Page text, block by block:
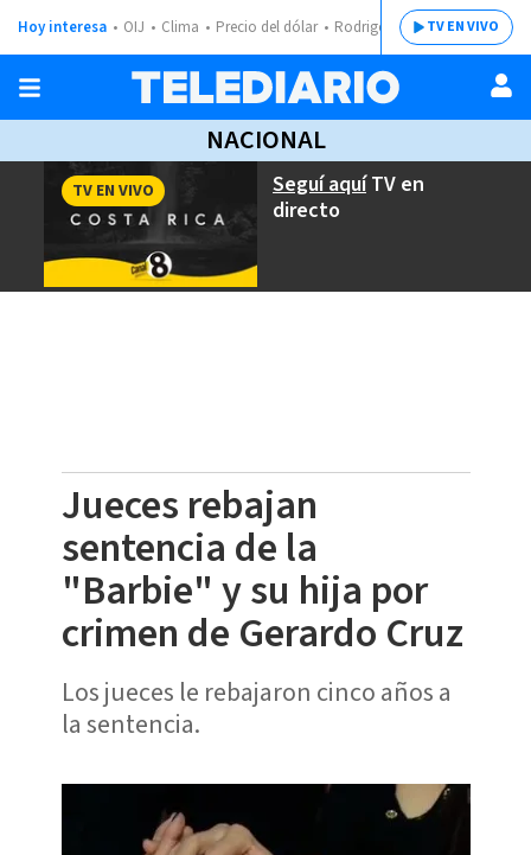
Hoy interesa OIJ Clima Precio del dólar Rodrigo ChavesTV EN VIVO
NACIONAL
Seguí aquíTV en
directo
TV EN VIVO
Jueces rebajan
sentencia de la
"Barbie" y su hija por
crimen de Gerardo Cruz
Los jueces le rebajaron cinco años a
la sentencia.